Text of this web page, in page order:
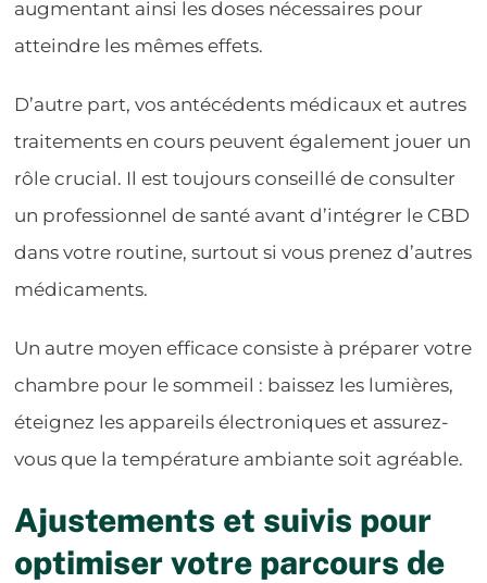
augmentant ainsi les doses nécessaires pour
atteindre les mêmes effets.
D’autre part, vos antécédents médicaux et autres
traitements en cours peuvent également jouer un
rôle crucial. Il est toujours conseillé de consulter
un professionnel de santé avant d’intégrer le CBD
dans votre routine, surtout si vous prenez d’autres
médicaments.
Un autre moyen efficace consiste à préparer votre
chambre pour le sommeil : baissez les lumières,
éteignez les appareils électroniques et assurez-
vous que la température ambiante soit agréable.
Ajustements et suivis pour
optimiser votre parcours de